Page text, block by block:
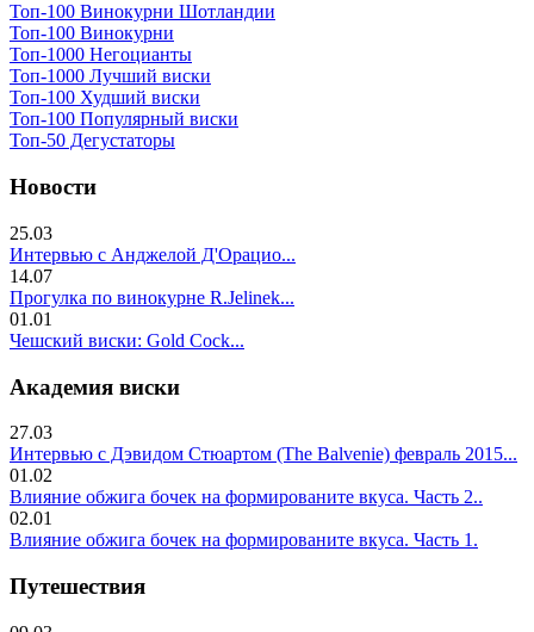
Топ-100 Винокурни Шотландии
Топ-100 Винокурни
Топ-1000 Негоцианты
Топ-1000 Лучший виски
Топ-100 Худший виски
Топ-100 Популярный виски
Топ-50 Дегустаторы
Новости
25.03
Интервью с Анджелой Д'Орацио...
14.07
Прогулка по винокурне R.Jelinek...
01.01
Чешский виски: Gold Cock...
Академия виски
27.03
Интервью с Дэвидом Стюартом (The Balvenie) февраль 2015...
01.02
Влияние обжига бочек на формированите вкуса. Часть 2..
02.01
Влияние обжига бочек на формированите вкуса. Часть 1.
Путешествия